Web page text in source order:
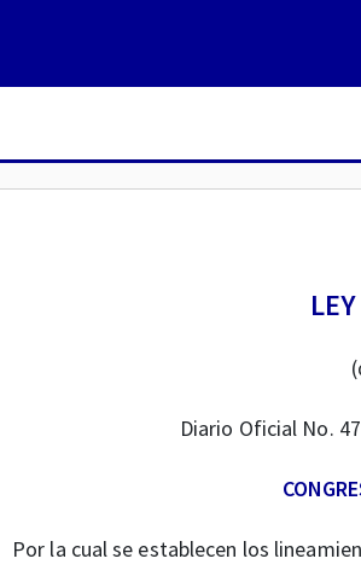
Diario Oficial No.
Por la cual se establecen los